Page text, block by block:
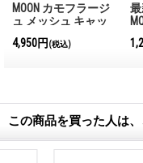
MOON カモフラージ
ュ メッシュ キャッ
4,950円 (税込)
この商品を買った人は